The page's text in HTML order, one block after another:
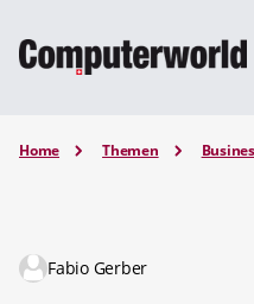
Home Themen
Fabio Gerber